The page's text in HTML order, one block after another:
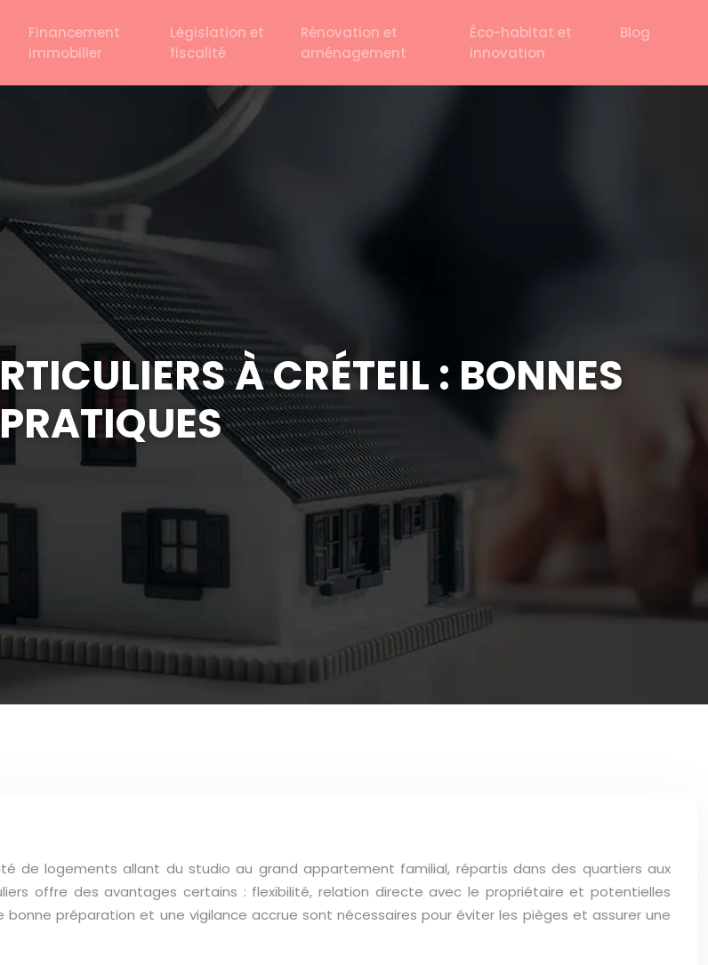
Financement
immobilier
Législation et
fiscalité
Rénovation et
aménagement
Éco-habitat et
innovation
Blog
À CRÉTEIL : BONNES
PRATIQUES
de logements allant du studio au grand appartement familial, répartis dans des quartiers aux
offre des avantages certains : flexibilité, relation directe avec le propriétaire et potentielles
préparation et une vigilance accrue sont nécessaires pour éviter les pièges et assurer une